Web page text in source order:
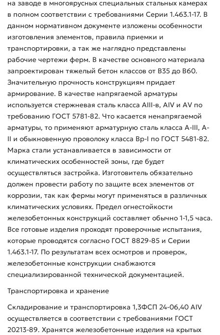
на заводе в многоярусных специальных стальных камерах
в полном соответствии с требованиями Серии 1.463.1-17. В
данном нормативном документе изложены особенности
изготовления элементов, правила приемки и
транспортировки, а так же наглядно представлены
рабочие чертежи ферм. В качестве основного материала
запроектирован тяжелый бетон классов от B35 до B60.
Значительную прочность конструкциям придает
армирование. В качестве напрягаемой арматуры
используется стержневая сталь класса AIII-в, AIV и AV по
требованию ГОСТ 5781-82. Что касается ненапрягаемой
арматуры, то применяют арматурную сталь класса A-III, A-
II и обыкновенную проволоку класса Bp-I по ГОСТ 5481-82.
Марка стали устанавливается в зависимости от
климатических особенностей зоны, где будет
осуществляться застройка. Изготовитель обязательно
должен провести работу по защите всех элементов от
коррозии, так как фермы могут применяться в различных
климатических условиях. Предел огнестойкости
железобетонных конструкций составляет обычно 1-1,5 часа.
Все готовые изделия проходят проверочные испытания,
которые проводятся согласно ГОСТ 8829-85 и Серии
1.463.1-17. По результатам всех осмотров и проверок,
железобетонные конструкции снабжаются
специализированной технической документацией.
Транспортировка и хранение
Складирование и транспортировка 1,3ФСП 24-06,40 АIV
осуществляется в соответствии с требованиями ГОСТ
20213-89. Хранятся железобетонные изделия на крытых